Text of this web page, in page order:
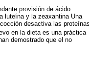
provisión de ácido
luteína y la zeaxantina Una
desactiva las proteínas
en la dieta es una práctica
demostrado que el no